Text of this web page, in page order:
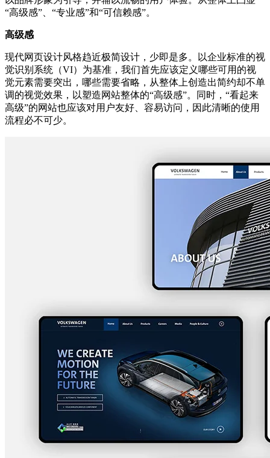
“高级感”、“专业感”和“可信赖感”。
高级感
现代网页设计风格趋近极简设计，少即是多。以企业标准的视
觉识别系统（VI）为基准，我们首先应该定义哪些可用的视
觉元素需要突出，哪些需要省略，从整体上创造出简约却不单
调的视觉效果，以塑造网站整体的“高级感”。同时，“看起来
高级”的网站也应该对用户友好、容易访问，因此清晰的使用
流程必不可少。